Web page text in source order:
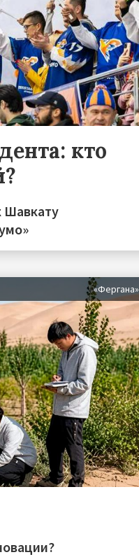
кто
Шавкату
«Фергана»